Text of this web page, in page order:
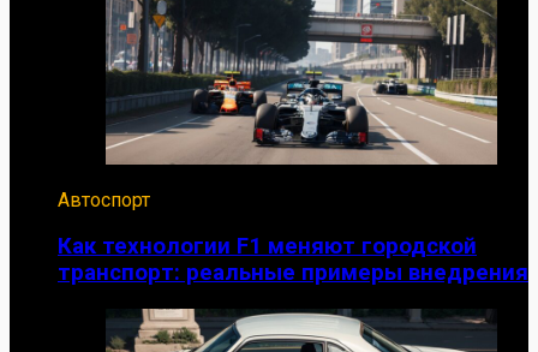
Автоспорт
Как технологии F1 меняют городской
транспорт: реальные примеры внедрения